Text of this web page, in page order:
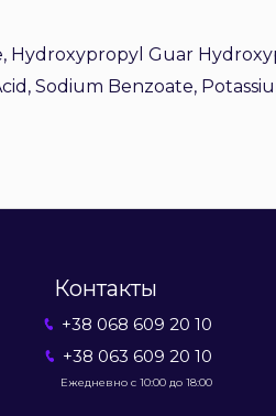
Hydroxypropyl Guar
Sodium Benzoate,
Контакты
+38 068 609 20 10
+38 063 609 20 10
Ежедневно с 10:00 до 18:00